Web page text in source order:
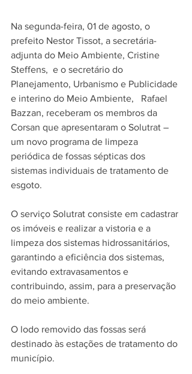
Na segunda-feira, 01 de agosto, o
prefeito Nestor Tissot, a secretária-
adjunta do Meio Ambiente, Cristine
Steffens,  e o secretário do
Planejamento, Urbanismo e Publicidade
e interino do Meio Ambiente,   Rafael
Bazzan, receberam os membros da
Corsan que apresentaram o Solutrat –
um novo programa de limpeza
periódica de fossas sépticas dos
sistemas individuais de tratamento de
esgoto.
O serviço Solutrat consiste em cadastrar
os imóveis e realizar a vistoria e a
limpeza dos sistemas hidrossanitários,
garantindo a eficiência dos sistemas,
evitando extravasamentos e
contribuindo, assim, para a preservação
do meio ambiente.
O lodo removido das fossas será
destinado às estações de tratamento do
município.